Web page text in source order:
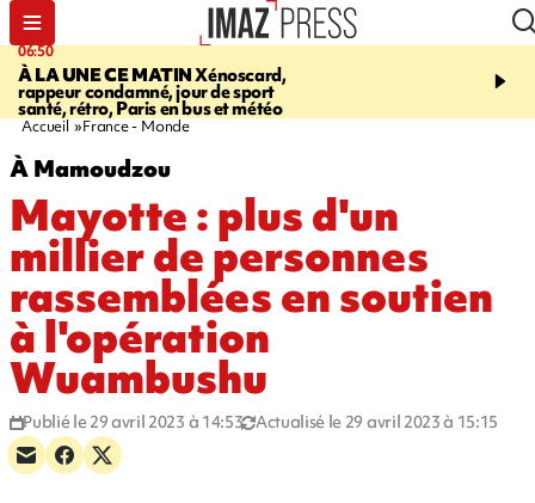
06:50
À LA UNE CE MATINXénoscard,
rappeur condamné, jour de sport
santé, rétro, Paris en bus et météo
08:53
Jour de
2026 - bouger,
Accueil France - Monde
À Mamoudzou
Mayotte : plus d'un
millier de personnes
rassemblées en soutien
à l'opération
Wuambushu
Publié le 29 avril 2023 à 14:53 Actualisé le 29 avril 2023 à 15:15